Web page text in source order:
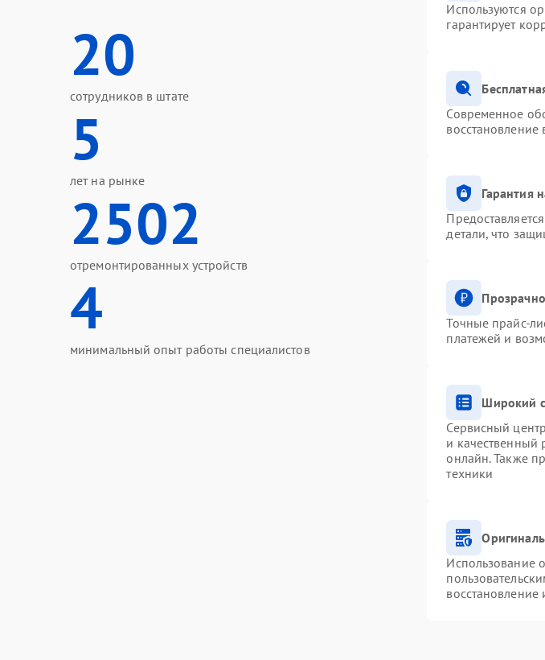
20
сотрудников в штате
5
лет на рынке
2502
отремонтированных устройств
4
минимальный опыт работы специалистов
Используются
гарантирует
Современное
Гарантия
детали, что
Точные прайс-
платежей и
Широкий
Сервисный
и качественный
онлайн. Также
техники
Использование